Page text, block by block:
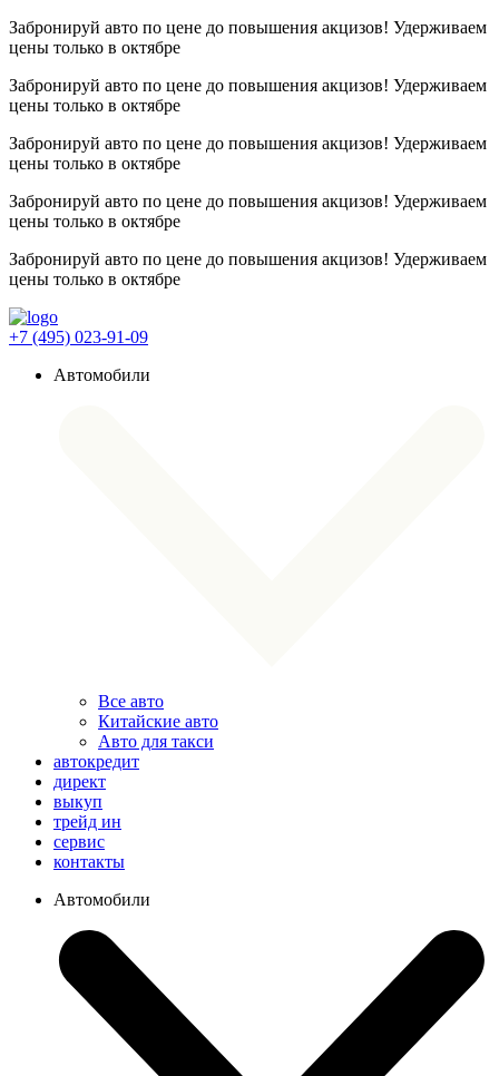
Забронируй авто по цене до повышения акцизов! Удерживаем
цены только в октябре
Забронируй авто по цене до повышения акцизов! Удерживаем
цены только в октябре
Забронируй авто по цене до повышения акцизов! Удерживаем
цены только в октябре
Забронируй авто по цене до повышения акцизов! Удерживаем
цены только в октябре
Забронируй авто по цене до повышения акцизов! Удерживаем
цены только в октябре
+7 (495) 023-91-09
Автомобили
Все авто
Китайские авто
Авто для такси
автокредит
директ
выкуп
трейд ин
сервис
контакты
Автомобили